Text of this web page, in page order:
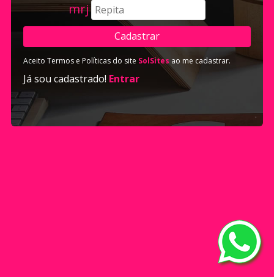
mrj
Aceito Termos e Políticas do site SolSites ao me cadastrar.
Já sou cadastrado! Entrar
.